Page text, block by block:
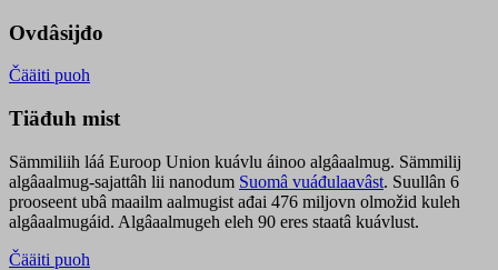
Ovdâsijđo
Čääiti puoh
Tiäđuh mist
Sämmiliih láá Euroop Union kuávlu áinoo algâaalmug. Sämmilij
algâaalmug-sajattâh lii nanodum Suomâ vuáđulaavâst. Suullân 6
prooseent ubâ maailm aalmugist ađai 476 miljovn olmožid kuleh
algâaalmugáid. Algâaalmugeh eleh 90 eres staatâ kuávlust.
Čääiti puoh